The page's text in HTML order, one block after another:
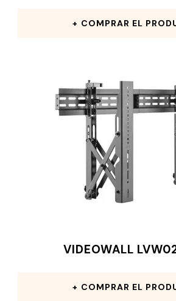
COMPRAR EL
VIDEOWALL
COMPRAR EL